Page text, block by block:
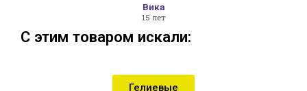
Вика
15 лет
С этим товаром искали:
Гелиевые